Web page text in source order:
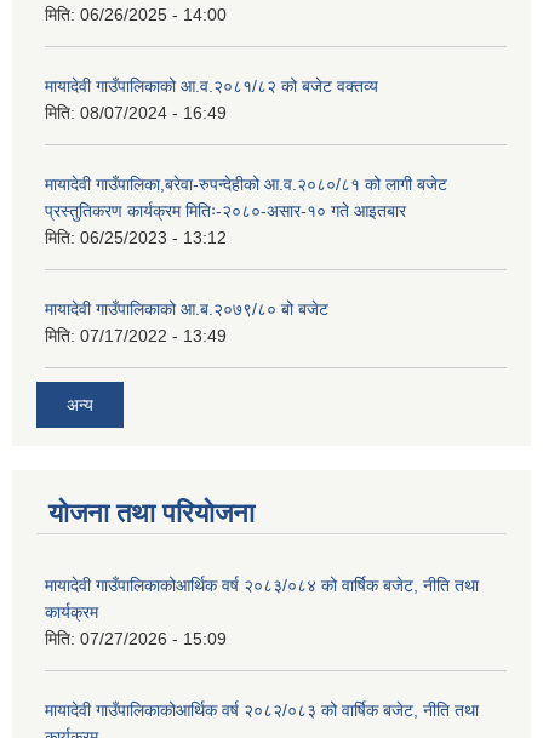
मिति: 06/26/2025 - 14:00
मायादेवी गाउँपालिकाको आ.व.२०८१/८२ को बजेट वक्तव्य
मिति: 08/07/2024 - 16:49
मायादेवी गाउँपालिका,बरेवा-रुपन्देहीको आ.व.२०८०/८१ को लागी बजेट
प्रस्तुतिकरण कार्यक्रम मितिः-२०८०-असार-१० गते आइतबार
मिति: 06/25/2023 - 13:12
मायादेवी गाउँपालिकाको आ.ब.२०७९/८० बो बजेट
मिति: 07/17/2022 - 13:49
अन्य
योजना तथा परियोजना
मायादेवी गाउँपालिकाकोआर्थिक वर्ष २०८३/०८४ को वार्षिक बजेट, नीति तथा
कार्यक्रम
मिति: 07/27/2026 - 15:09
मायादेवी गाउँपालिकाकोआर्थिक वर्ष २०८२/०८३ को वार्षिक बजेट, नीति तथा